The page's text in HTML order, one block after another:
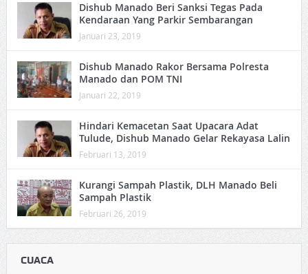
Dishub Manado Beri Sanksi Tegas Pada
Kendaraan Yang Parkir Sembarangan
Januari 23, 2019
Dishub Manado Rakor Bersama Polresta
Manado dan POM TNI
Januari 22, 2019
Hindari Kemacetan Saat Upacara Adat
Tulude, Dishub Manado Gelar Rekayasa Lalin
Februari 13, 2019
Kurangi Sampah Plastik, DLH Manado Beli
Sampah Plastik
Februari 26, 2019
CUACA